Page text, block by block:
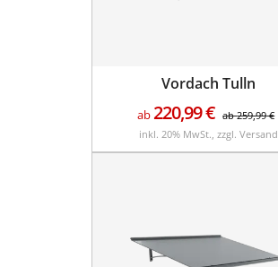
Vordach Tulln
ab220,99€ ab259,99€
inkl. 20% MwSt., zzgl. Versand